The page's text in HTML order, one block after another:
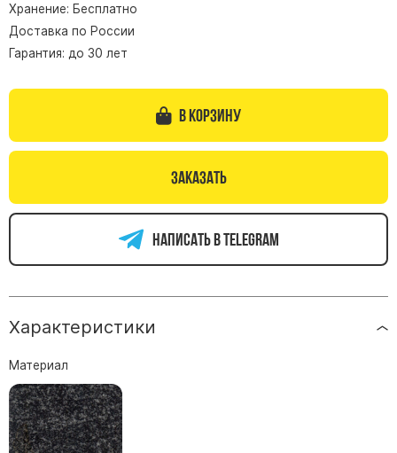
Памятники из гранита Сюскюянсаари
Памятники из гранита Балтик Грин
Памятники из гранита Лезниковский
Памятники из гранита Токовский
Памятники из гранита Капустинский
Арочные памятники
Часовни из белого мрамора и гранита
Скульптуры, барельефы и бюсты из бронзы
Памятники с фотокерамикой
Хранение: Бесплатно
Доставка по России
Гарантия: до 30 лет
В корзину
Заказать
Написать в telegram
Характеристики
Материал